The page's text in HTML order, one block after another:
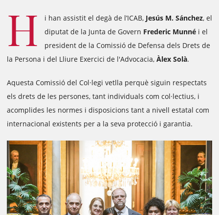
H i han assistit el degà de l’ICAB, Jesús M. Sánchez, el
diputat de la Junta de Govern Frederic Munné i el
president de la Comissió de Defensa dels Drets de
la Persona i del Lliure Exercici de l'Advocacia, Àlex Solà.
Aquesta Comissió del Col·legi vetlla perquè siguin respectats
els drets de les persones, tant individuals com col·lectius, i
acomplides les normes i disposicions tant a nivell estatal com
internacional existents per a la seva protecció i garantia.